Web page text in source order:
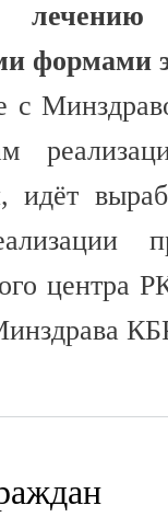
формами
с
идёт
центра